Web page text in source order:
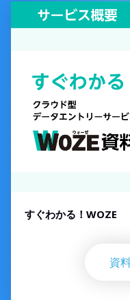
すぐわかる！WOZE
資